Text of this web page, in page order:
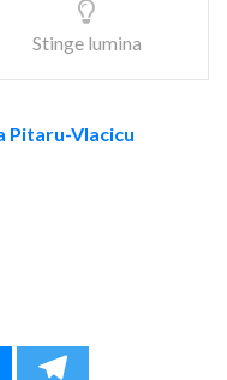
Stinge lumina
Pitaru-Vlacicu